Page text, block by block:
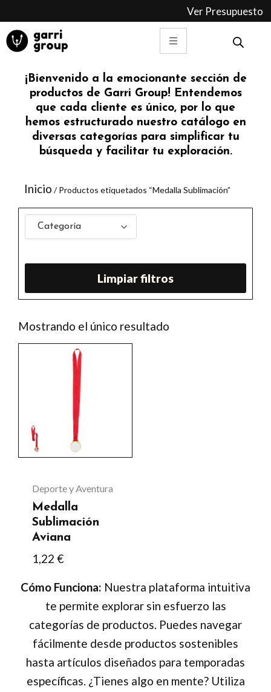
contenido
Ver Presupuesto
¡Bienvenido a la emocionante sección de
productos de Garri Group! Entendemos
que cada cliente es único, por lo que
hemos estructurado nuestro catálogo en
diversas categorías para simplificar tu
búsqueda y facilitar tu exploración.
Inicio / Productos etiquetados “Medalla Sublimación”
Categoría
Limpiar filtros
Mostrando el único resultado
Deporte y Aventura
Medalla
Sublimación
Aviana
1,22 €
producto
variantes.
Las
se
pueden
elegir
en
la
de
producto
Cómo Funciona: Nuestra plataforma intuitiva
te permite explorar sin esfuerzo las
categorías de productos. Puedes navegar
fácilmente desde productos sostenibles
hasta artículos diseñados para temporadas
específicas. ¿Tienes algo en mente? Utiliza